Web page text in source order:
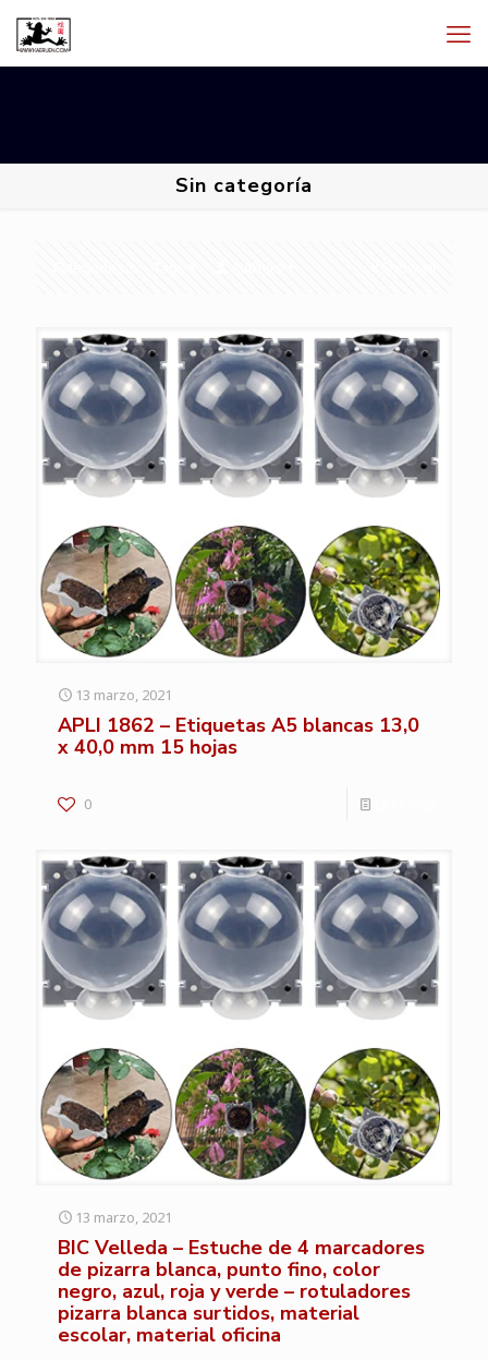
Sin categoría
13 marzo, 2021
APLI 1862 – Etiquetas A5 blancas 13,0
x 40,0 mm 15 hojas
0
13 marzo, 2021
BIC Velleda – Estuche de 4 marcadores
de pizarra blanca, punto fino, color
negro, azul, roja y verde – rotuladores
pizarra blanca surtidos, material
escolar, material oficina